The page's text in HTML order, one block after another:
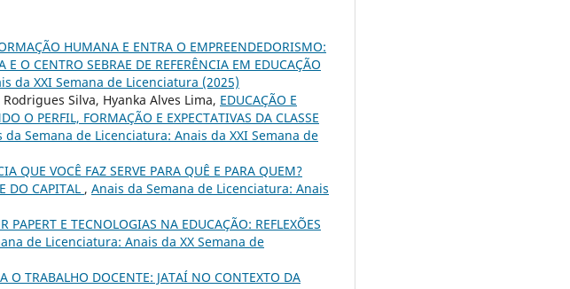
HUMANA E ENTRA O EMPREENDEDORISMO:
O CENTRO SEBRAE DE REFERÊNCIA EM EDUCAÇÃO
da XXI Semana de Licenciatura (2025)
Silva, Hyanka Alves Lima, EDUCAÇÃO E
O PERFIL, FORMAÇÃO E EXPECTATIVAS DA CLASSE
da Semana de Licenciatura: Anais da XXI Semana de
QUE VOCÊ FAZ SERVE PARA QUÊ E PARA QUEM?
DO CAPITAL , Anais da Semana de Licenciatura: Anais
PAPERT E TECNOLOGIAS NA EDUCAÇÃO: REFLEXÕES
de Licenciatura: Anais da XX Semana de
O TRABALHO DOCENTE: JATAÍ NO CONTEXTO DA